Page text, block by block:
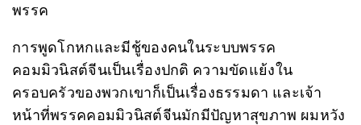
พรรค
การพูดโกหกและมีชู้ของคนในระบบพรรค
คอมมิวนิสต์จีนเป็นเรื่องปกติ ความขัดแย้งใน
ครอบครัวของพวกเขาก็เป็นเรื่องธรรมดา และเจ้า
หน้าที่พรรคคอมมิวนิสต์จีนมักมีปัญหาสุขภาพ ผมหวัง